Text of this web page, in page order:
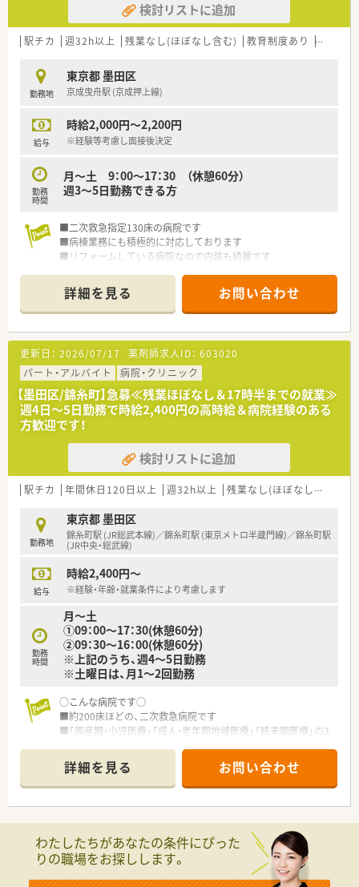
検討リストに追加
駅チカ 週32h以上 残業なし(ほぼなし含む) 教育制度あり ヘルプ
勤務地
東京都 墨田区
京成曳舟駅 (京成押上線)
給与
時給2,000円～2,200円
※経験等考慮し面接後決定
勤務
時間
月～土 9：00～17：30 （休憩60分）
週3～5日勤務できる方
■二次救急指定130床の病院です
■病棟業務にも積極的に対応しております
■リフォームしている病院なので内装も綺麗です
詳細を見る お問い合わせ
更新日： 2026/07/17 薬剤師求人ID： 603020
パート・アルバイト
病院・クリニック
【墨田区/錦糸町】急募≪残業ほぼなし＆17時半までの就業≫
週4日～5日勤務で時給2,400円の高時給＆病院経験のある
方歓迎です！
検討リストに追加
駅チカ 年間休日120日以上 週32h以上 残業なし(ほぼなし含む)
勤務地
東京都 墨田区
錦糸町駅 (JR総武本線)／錦糸町駅 (東京メトロ半蔵門線)／錦糸町駅
(JR中央・総武線)
給与
時給2,400円～
※経験・年齢・就業条件により考慮します
勤務
時間
月～土
①09：00～17：30(休憩60分)
②09：30～16：00(休憩60分)
※上記のうち、週4～5日勤務
※土曜日は、月1～2回勤務
○こんな病院です○
■約200床ほどの、二次救急病院です
■「周産期・小児医療」「成人・老年期地域医療」「終末期医療」の3
■医師、看護師、技師など、多職種連携を大事にしています
■ブランク明けや未経験の方も、ベテラン薬剤師が丁寧に教えて
くれます
詳細を見る お問い合わせ
わたしたちがあなたの条件にぴった
りの職場をお探しします。